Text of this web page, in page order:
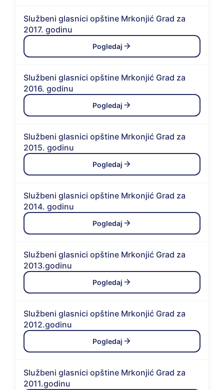
Službeni glasnici opštine Mrkonjić Grad za
2017. godinu
Pogledaj
Službeni glasnici opštine Mrkonjić Grad za
2016. godinu
Pogledaj
Službeni glasnici opštine Mrkonjić Grad za
2015. godinu
Pogledaj
Službeni glasnici opštine Mrkonjić Grad za
2014. godinu
Pogledaj
Službeni glasnici opštine Mrkonjić Grad za
2013.godinu
Pogledaj
Službeni glasnici opštine Mrkonjić Grad za
2012.godinu
Pogledaj
Službeni glasnici opštine Mrkonjić Grad za
2011.godinu